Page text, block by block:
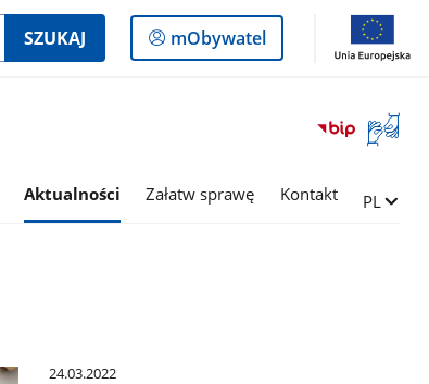
SZUKAJ
Logowanie
do
mObywatel
Otwórz
okno
języka
Aktualności Załatw sprawę Kontakt Zmień
PL
24.03.2022